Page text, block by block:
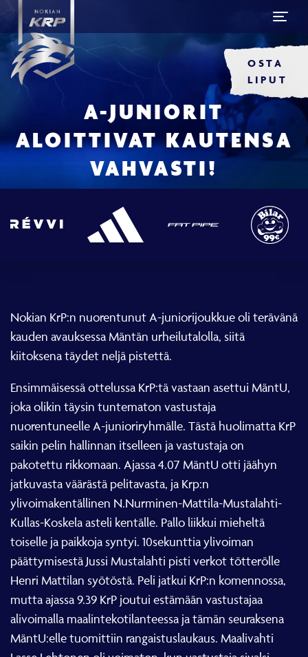
OSTA
LIPUT
A-JUNIORIT
ALOITTIVAT KAUTENSA
VAHVASTI!
Nokian KrP:n nuorentunut A-juniorijoukkue oli terävänä
kauden avauksessa Mäntän urheilutalolla, siitä
kiitoksena täydet neljä pistettä.
Ensimmäisessä ottelussa KrP:tä vastaan asettui MäntU,
joka olikin täysin tuntematon vastustaja
nuorentuneelle A-junioriryhmälle. Tästä huolimatta KrP
saikin pelin hallinnan itselleen ja vastustaja on
pakotettu rikkomaan. Ajassa 4.07 MäntU otti jäähyn
jatkuvasta väärästä pelitavasta, ja Krp:n
ylivoimakentällinen N.Nurminen-Mattila-Mustalahti-
Kullas-Koskela asteli kentälle. Pallo liikkui mieheltä
toiselle ja paikkoja syntyi. 10sekunttia ylivoiman
päättymisestä Jussi Mustalahti pisti verkot tötterölle
Henri Mattilan syötöstä. Peli jatkui KrP:n komennossa,
mutta ajassa 9.39 KrP joutui estämään vastustajaa
alivoimalla maalintekotilanteessa ja tämän seuraksena
MäntU:elle tuomittiin rangaistuslaukaus. Maalivahti